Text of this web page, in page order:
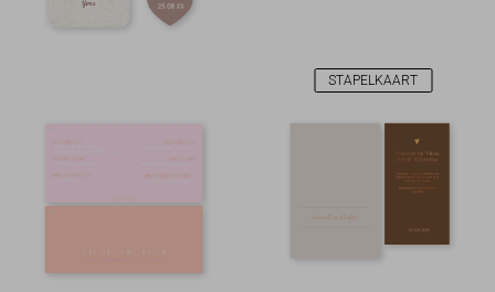
STAPELKAART